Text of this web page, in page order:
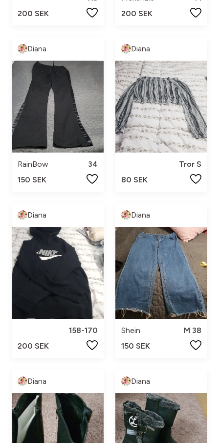
200 SEK
200 SEK
Diana
RainBow
34
150 SEK
Diana
Tror S
80 SEK
Diana
158-170
200 SEK
Diana
Shein
M 38
150 SEK
Diana Diana